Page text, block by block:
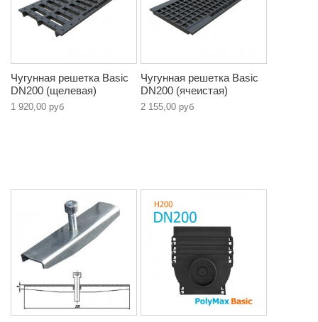
Чугунная решетка Basic
DN200 (щелевая)
1 920,00 руб
Чугунная решетка Basic
DN200 (ячеистая)
2 155,00 руб